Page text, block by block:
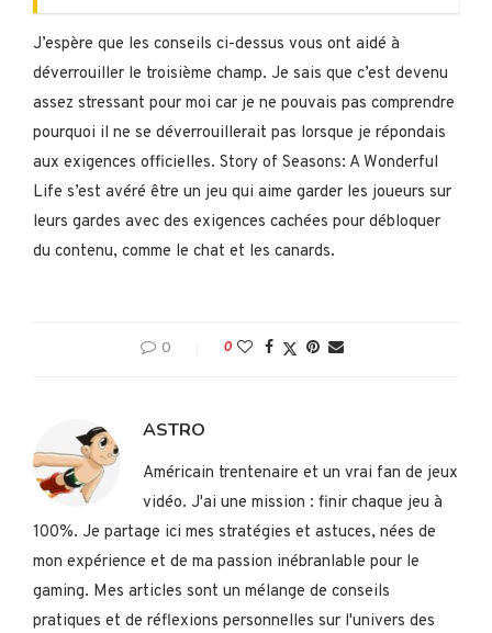
J’espère que les conseils ci-dessus vous ont aidé à
déverrouiller le troisième champ. Je sais que c’est devenu
assez stressant pour moi car je ne pouvais pas comprendre
pourquoi il ne se déverrouillerait pas lorsque je répondais
aux exigences officielles. Story of Seasons: A Wonderful
Life s’est avéré être un jeu qui aime garder les joueurs sur
leurs gardes avec des exigences cachées pour débloquer
du contenu, comme le chat et les canards.
0 0
ASTRO
Américain trentenaire et un vrai fan de jeux
vidéo. J'ai une mission : finir chaque jeu à
100%. Je partage ici mes stratégies et astuces, nées de
mon expérience et de ma passion inébranlable pour le
gaming. Mes articles sont un mélange de conseils
pratiques et de réflexions personnelles sur l'univers des